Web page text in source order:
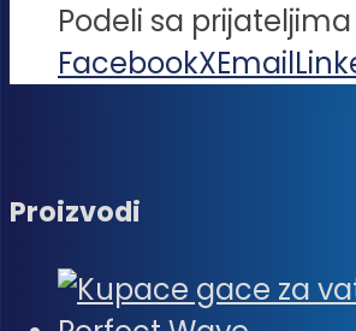
Podeli sa prijateljima
FacebookXEmail
Proizvodi